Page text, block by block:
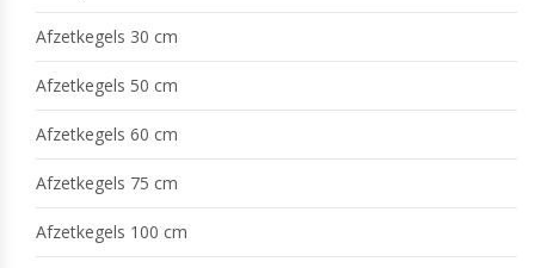
Afzetkegels 30 cm
Afzetkegels 50 cm
Afzetkegels 60 cm
Afzetkegels 75 cm
Afzetkegels 100 cm